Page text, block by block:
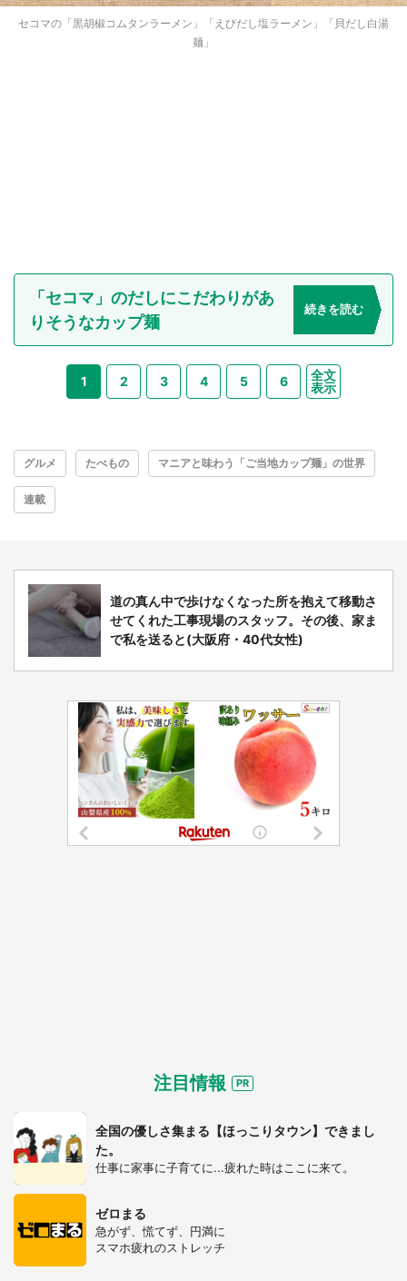
セコマの「黒胡椒コムタンラーメン」「えびだし塩ラーメン」「貝だし白湯
麺」
「セコマ」のだしにこだわりがあ
りそうなカップ麺
続きを読む
1 2 3 4 5 6
全文
表示
グルメ たべもの マニアと味わう「ご当地カップ麺」の世界
連載
道の真ん中で歩けなくなった所を抱えて移動さ
せてくれた工事現場のスタッフ。その後、家ま
で私を送ると(大阪府・40代女性)
注目情報
全国の優しさ集まる【ほっこりタウン】できまし
た。
仕事に家事に子育てに...疲れた時はここに来て。
ゼロまる
急がず、慌てず、円満に
スマホ疲れのストレッチ